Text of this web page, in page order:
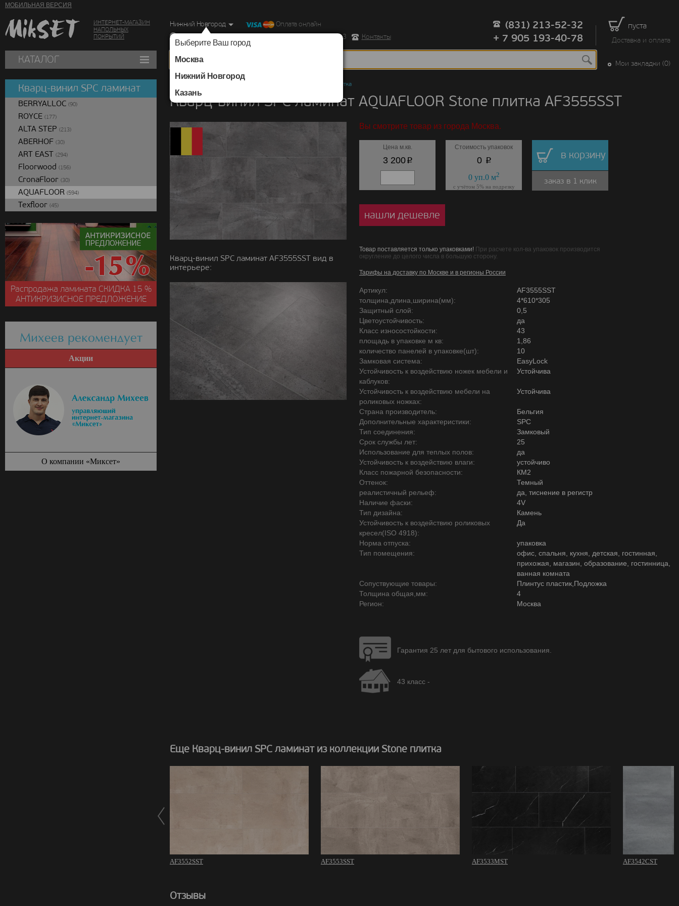
МОБИЛЬНАЯ ВЕРСИЯ
ИНТЕРНЕТ-МАГАЗИН
НАПОЛЬНЫХ
ПОКРЫТИЙ
пуста
Доставка и оплата
Нижний Новгород
Выберите Ваш город
Москва
Нижний Новгород
Казань
Оплата онлайн
г. Нижний Новгород, Ул. Республиканская д.43 корпус 3
Контакты
(831) 213-52-32
+ 7 905 193-40-78
КАТАЛОГ Мои закладки (0)
Stone плитка
Кварц-винил SPC ламинат AQUAFLOOR Stone плитка AF3555SST
Кварц-винил SPC ламинат AF3555SST вид в
интерьере:
Вы смотрите товар из города Москва.
Цена м.кв.
3 200p
Стоимость упаковок
0 p
0уп.0м2
с учётом 5% на подрезку
в корзину
заказ в 1 клик
нашли дешевле
Товар поставляется только упаковками! При расчете кол-ва упаковок производится
округление до целого числа в большую сторону.
Тарифы на доставку по Москве и в регионы России
Артикул:
AF3555SST
толщина,длина,ширина(мм):
4*610*305
Защитный слой:
0,5
Цветоустойчивость:
да
Класс износостойкости:
43
площадь в упаковке м кв:
1,86
количество панелей в упаковке(шт):
10
Замковая система:
EasyLock
Устойчивость к воздействию ножек мебели и
каблуков:
Устойчива
Устойчивость к воздействию мебели на
роликовых ножках:
Устойчива
Страна производитель:
Бельгия
Дополнительные характеристики:
SPC
Тип соединения:
Замковый
Срок службы лет:
25
Использование для теплых полов:
да
Устойчивость к воздействию влаги:
устойчиво
Класс пожарной безопасности:
КМ2
Оттенок:
Темный
реалистичный рельеф:
да, тиснение в регистр
Наличие фаски:
4V
Тип дизайна:
Камень
Устойчивость к воздействию роликовых
кресел(ISO 4918):
Да
Норма отпуска:
упаковка
Тип помещения:
офис, спальня, кухня, детская, гостинная,
прихожая, магазин, образование, гостинница,
ванная комната
Сопуствующие товары:
Плинтус пластик,Подложка
Толщина общая,мм:
4
Регион:
Москва
Гарантия 25 лет для бытового использования.
43 класс -
Еще Кварц-винил SPC ламинат из коллекции Stone плитка
AF3552SST AF3553SST AF3533MST AF3542CST
Отзывы
Кварц-винил SPC ламинат
BERRYALLOC (90)
ROYCE (177)
ALTA STEP (213)
ABERHOF (30)
ART EAST (294)
Floorwood (156)
CronaFloor (30)
AQUAFLOOR (594)
Texfloor (45)
Распродажа ламината СКИДКА15 %
АНТИКРИЗИСНОЕ ПРЕДЛОЖЕНИЕ
Михеев рекомендует
Акции
О компании «Миксет»